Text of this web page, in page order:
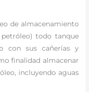
de almacenamiento
todo tanque
con sus cañerías y
finalidad almacenar
incluyendo aguas